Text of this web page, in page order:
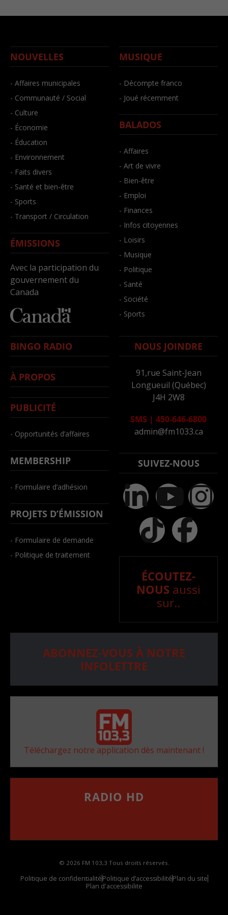
NOUVELLES
- Affaires municipales
- Communauté / Social
- Culture
- Économie
- Éducation
- Environnement
- Faits divers
- Santé et bien-être
- Sports
- Transport / Circulation
ÉMISSIONS
Avec la participation du
gouvernement du
Canada
MUSIQUE
- Décompte franco
- Joué récemment
BALADOS
- Affaires
- Art de vivre
- Bien-être
- Emploi
- Finances
- Infos citoyennes
- Loisirs
- Musique
- Politique
- Santé
- Société
- Sports
BINGO RADIO
À PROPOS
PUBLICITÉ
- Opportunités d’affaires
MEMBERSHIP
- Formulaire d’adhésion
PROJETS D’ÉMISSION
- Formulaire de demande
- Politique de traitement
NOUS JOINDRE
91,rue Saint-Jean
Longueuil (Québec)
J4H 2W8
SMS | 450-646-6800
admin@fm1033.ca
SUIVEZ-NOUS
ÉCOUTEZ-
NOUS aussi
sur..
ABONNEZ-VOUS À NOTRE
INFOLETTRE
Téléchargez notre application dès maintenant !
RADIO HD
© 2026 FM 103,3 Tous droits réservés.
Politique de confidentialitéPolitique d’accessibilitéPlan du site
Plan d'accessibilite